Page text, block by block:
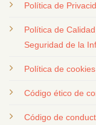
Política de
Política de
Seguridad de la
Política de cookies
Código ético de
Código de